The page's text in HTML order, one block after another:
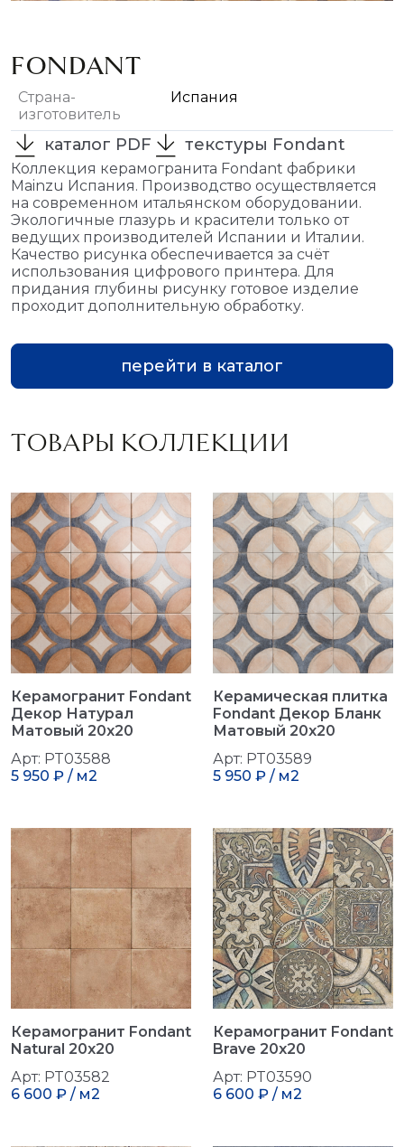
FONDANT
Страна-
изготовитель
Испания
каталог PDF текстуры Fondant
Коллекция керамогранита Fondant фабрики
Mainzu Испания. Производство осуществляется
на современном итальянском оборудовании.
Экологичные глазурь и красители только от
ведущих производителей Испании и Италии.
Качество рисунка обеспечивается за счёт
использования цифрового принтера. Для
придания глубины рисунку готовое изделие
проходит дополнительную обработку.
перейти в каталог
ТОВАРЫ КОЛЛЕКЦИИ
Керамогранит Fondant
Декор Натурал
Матовый 20x20
Арт: PT03588
5 950 ₽ / м2
Керамическая плитка
Fondant Декор Бланк
Матовый 20x20
Арт: PT03589
5 950 ₽ / м2
Керамогранит Fondant
Natural 20x20
Арт: PT03582
6 600 ₽ / м2
Керамогранит Fondant
Brave 20x20
Арт: PT03590
6 600 ₽ / м2